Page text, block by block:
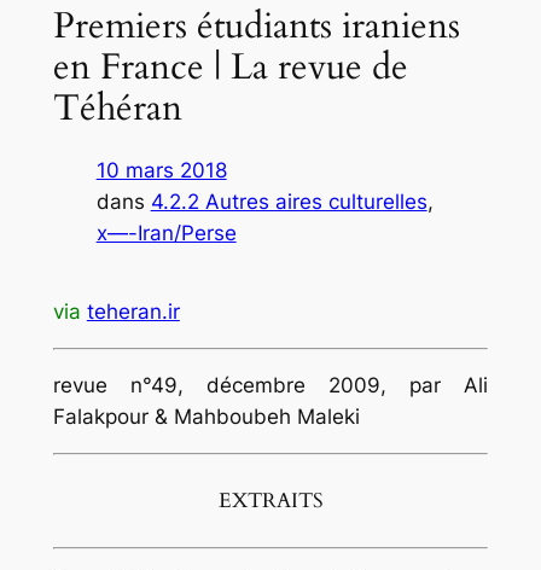
Premiers étudiants iraniens
en France | La revue de
Téhéran
10 mars 2018
dans 4.2.2 Autres aires culturelles
x—-Iran/Perse
via teheran.ir
revue n°49, décembre 2009, par Ali
Falakpour & Mahboubeh Maleki
EXTRAITS